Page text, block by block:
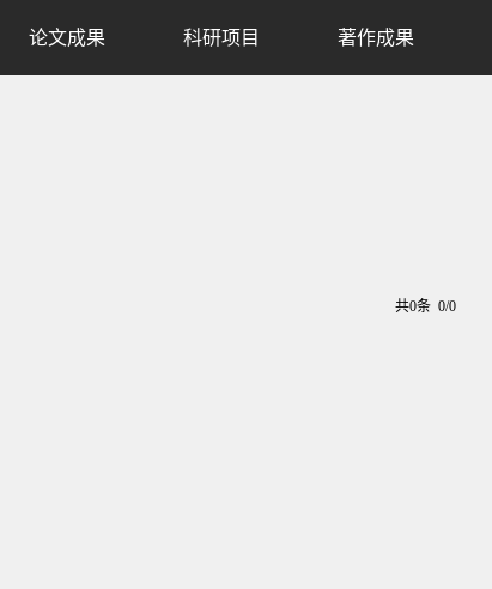
论文成果 科研项目 著作成果
共0条 0/0